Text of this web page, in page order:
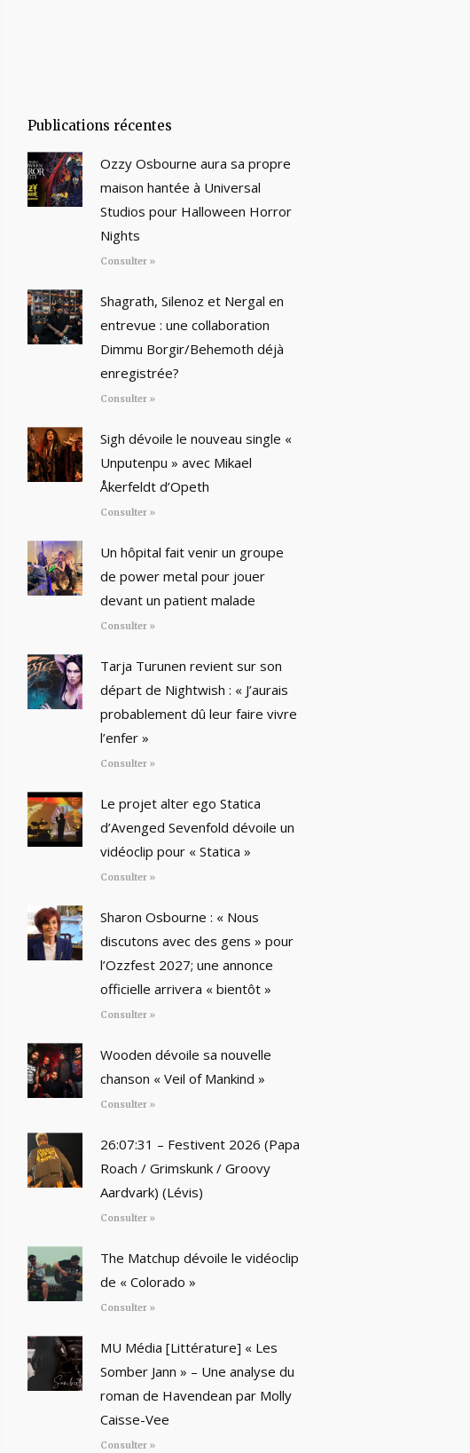
Publications récentes
Ozzy Osbourne aura sa propre
maison hantée à Universal
Studios pour Halloween Horror
Nights
Consulter »
Shagrath, Silenoz et Nergal en
entrevue : une collaboration
Dimmu Borgir/Behemoth déjà
enregistrée?
Consulter »
Sigh dévoile le nouveau single «
Unputenpu » avec Mikael
Åkerfeldt d’Opeth
Consulter »
Un hôpital fait venir un groupe
de power metal pour jouer
devant un patient malade
Consulter »
Tarja Turunen revient sur son
départ de Nightwish : « J’aurais
probablement dû leur faire vivre
l’enfer »
Consulter »
Le projet alter ego Statica
d’Avenged Sevenfold dévoile un
vidéoclip pour « Statica »
Consulter »
Sharon Osbourne : « Nous
discutons avec des gens » pour
l’Ozzfest 2027; une annonce
officielle arrivera « bientôt »
Consulter »
Wooden dévoile sa nouvelle
chanson « Veil of Mankind »
Consulter »
26:07:31 – Festivent 2026 (Papa
Roach / Grimskunk / Groovy
Aardvark) (Lévis)
Consulter »
The Matchup dévoile le vidéoclip
de « Colorado »
Consulter »
MU Média [Littérature] « Les
Somber Jann » – Une analyse du
roman de Havendean par Molly
Caisse-Vee
Consulter »